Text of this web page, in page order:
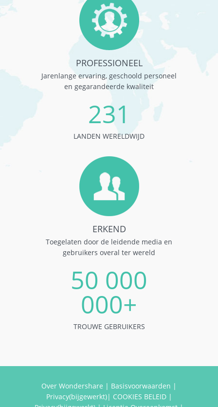
PROFESSIONEEL
Jarenlange ervaring, geschoold personeel
en gegarandeerde kwaliteit
231
LANDEN WERELDWIJD
ERKEND
Toegelaten door de leidende media en
gebruikers overal ter wereld
50 000
000+
TROUWE GEBRUIKERS
Over Wondershare | Basisvoorwaarden |
Privacy(bijgewerkt)| COOKIES BELEID |